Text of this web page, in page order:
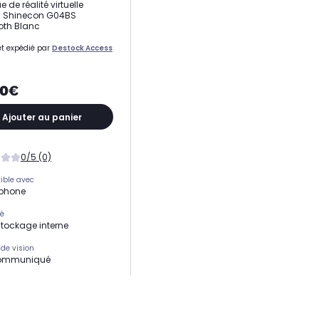
de réalité virtuelle
Shinecon G04BS
Blanc
expédié par Destock Access
Ajouter au panier
0/5 (0)
avec
interne
vision